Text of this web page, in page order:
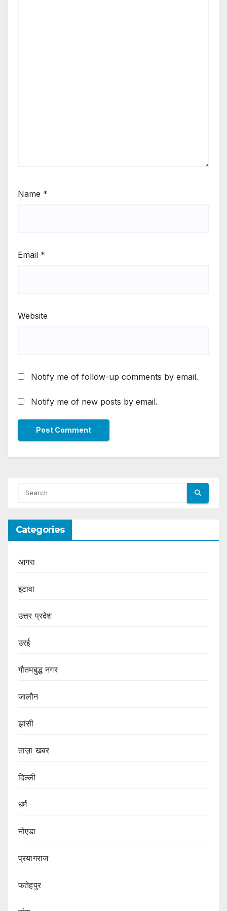
Name *
Email *
Website
Notify me of follow-up comments by email.
Notify me of new posts by email.
Categories
आगरा
इटावा
उत्तर प्रदेश
उरई
गौतमबुद्ध नगर
जालौन
झांसी
ताज़ा खबर
दिल्ली
धर्म
नोएडा
प्रयागराज
फतेहपुर